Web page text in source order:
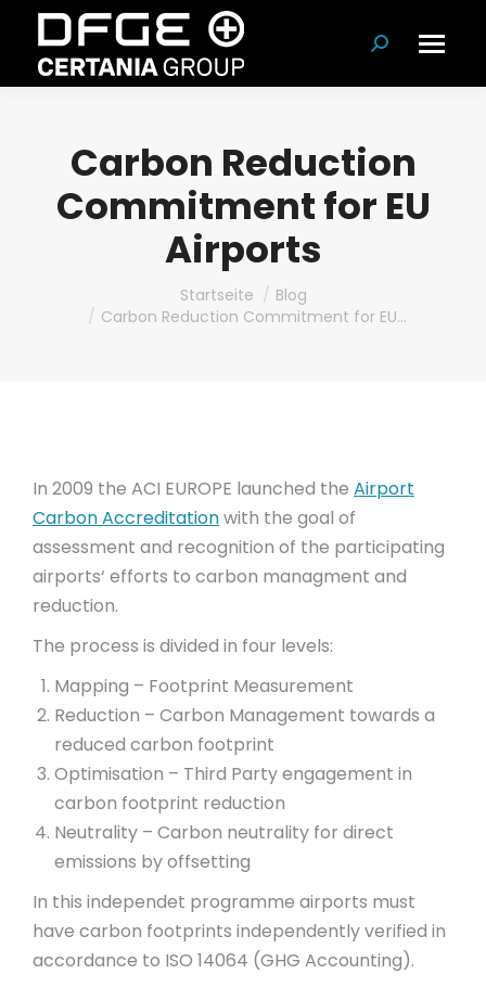
Suchen:
Carbon Reduction
Commitment for EU
Airports
Startseite
Blog
Carbon Reduction Commitment for EU…
In 2009 the ACI EUROPE launched the Airport
Carbon Accreditationwith the goal of
assessment and recognition of the participating
airports‘ efforts to carbon managment and
reduction.
The process is divided in four levels:
Mapping – Footprint Measurement
Reduction – Carbon Management towards a
reduced carbon footprint
Optimisation – Third Party engagement in
carbon footprint reduction
Neutrality – Carbon neutrality for direct
emissions by offsetting
In this independet programme airports must
have carbon footprints independently verified in
accordance to ISO 14064 (GHG Accounting).